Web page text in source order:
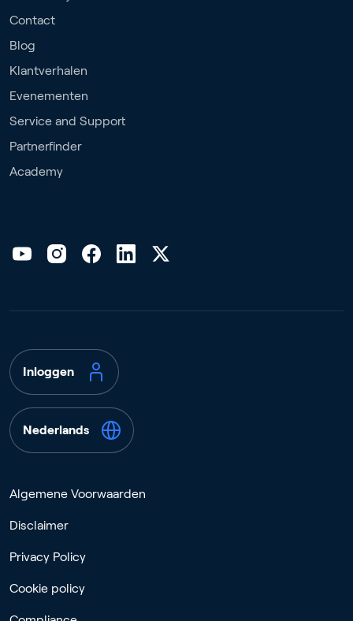
Contact
Blog
Klantverhalen
Evenementen
Service and Support
Partnerfinder
Academy
Inloggen
Nederlands
Algemene Voorwaarden
Disclaimer
Privacy Policy
Cookie policy